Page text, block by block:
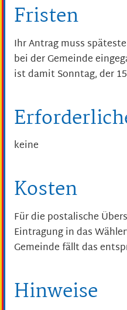
Fristen
Ihr Antrag muss
bei der Gemeinde
ist damit Sonntag, der
keine
Kosten
Für die postalische
Eintragung in das
Gemeinde fällt das
Hinweise